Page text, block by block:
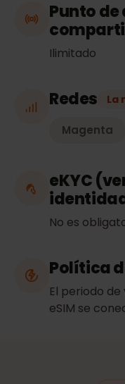
Punto
Ilimitado
Redes La
Magenta
eKYC
No es
Política
El periodo
eSIM se